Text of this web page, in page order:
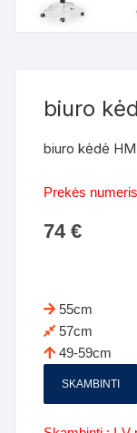
biuro
biuro kėdė HM
Prekės
74€
55cm
57cm
49-59cm
SKAMBINTI